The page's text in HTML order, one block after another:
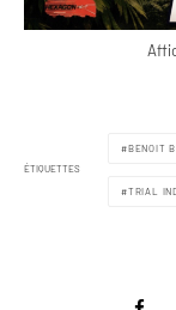
ÉTIQUETTES
BENOIT
TRIAL